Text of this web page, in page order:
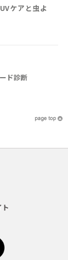
ケアと虫よ
ド診断